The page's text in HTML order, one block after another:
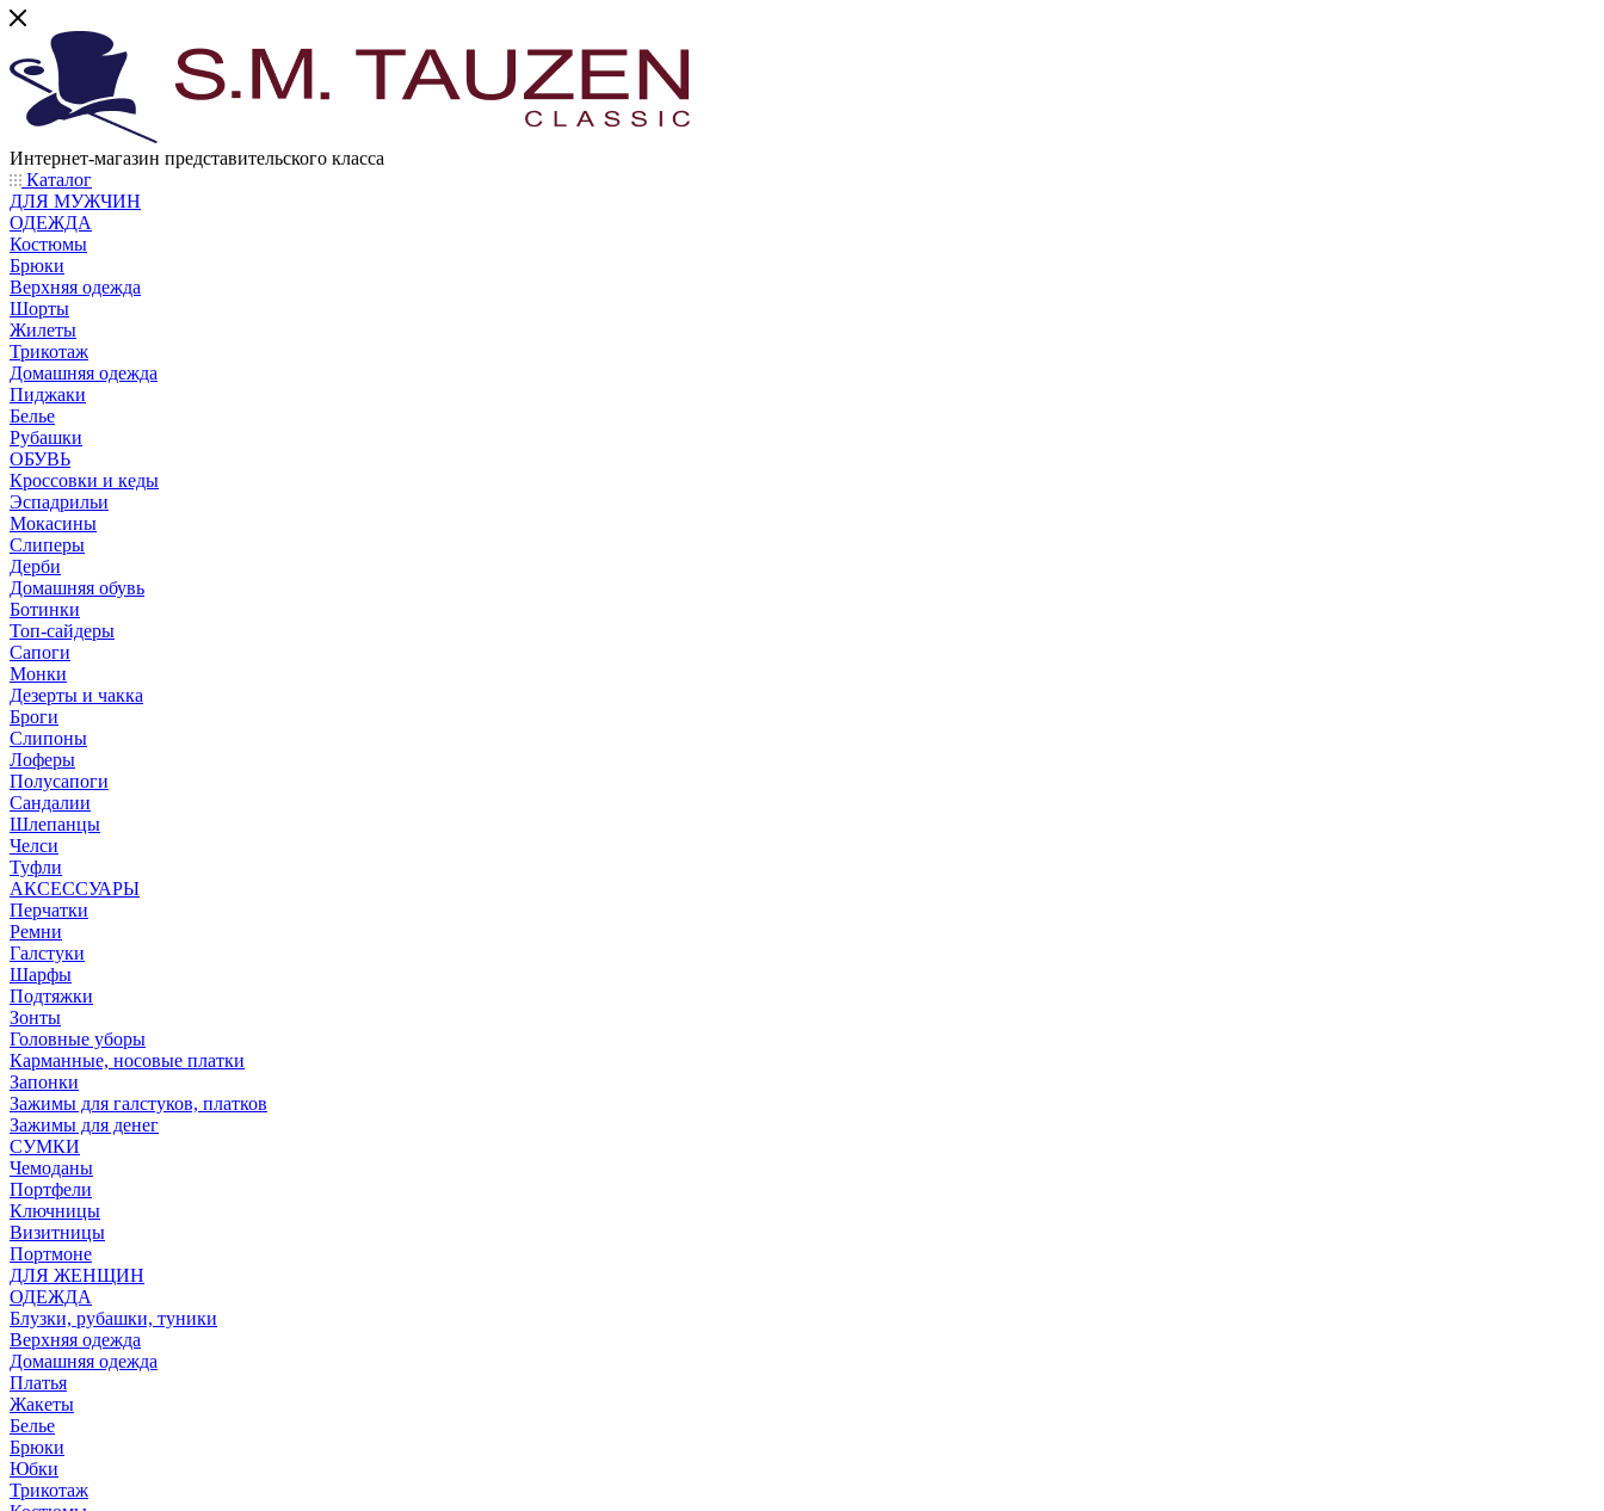
Интернет-магазин представительского класса
Каталог
ДЛЯ МУЖЧИН
ОДЕЖДА
Костюмы
Брюки
Верхняя одежда
Шорты
Жилеты
Трикотаж
Домашняя одежда
Пиджаки
Белье
Рубашки
ОБУВЬ
Кроссовки и кеды
Эспадрильи
Мокасины
Слиперы
Дерби
Домашняя обувь
Ботинки
Топ-сайдеры
Сапоги
Монки
Дезерты и чакка
Броги
Слипоны
Лоферы
Полусапоги
Сандалии
Шлепанцы
Челси
Туфли
АКСЕССУАРЫ
Перчатки
Ремни
Галстуки
Шарфы
Подтяжки
Зонты
Головные уборы
Карманные, носовые платки
Запонки
Зажимы для галстуков, платков
Зажимы для денег
СУМКИ
Чемоданы
Портфели
Ключницы
Визитницы
Портмоне
ДЛЯ ЖЕНЩИН
ОДЕЖДА
Блузки, рубашки, туники
Верхняя одежда
Домашняя одежда
Платья
Жакеты
Белье
Брюки
Юбки
Трикотаж